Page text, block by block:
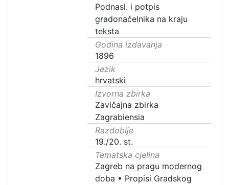
Podnasl. i potpis
gradonačelnika na kraju
teksta
Godina izdavanja
1896
Jezik
hrvatski
Izvorna zbirka
Zavičajna zbirka
Zagrabiensia
Razdoblje
19./20. st.
Tematska cjelina
Zagreb na pragu modernog
doba • Propisi Gradskog